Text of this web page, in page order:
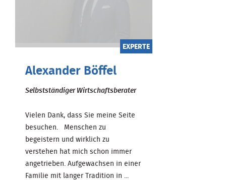
EXPERTE
Alexander Böffel
Selbstständiger Wirtschaftsberater
Vielen Dank, dass Sie meine Seite
besuchen. Menschen zu
begeistern und wirklich zu
verstehen hat mich schon immer
angetrieben. Aufgewachsen in einer
Familie mit langer Tradition in ...